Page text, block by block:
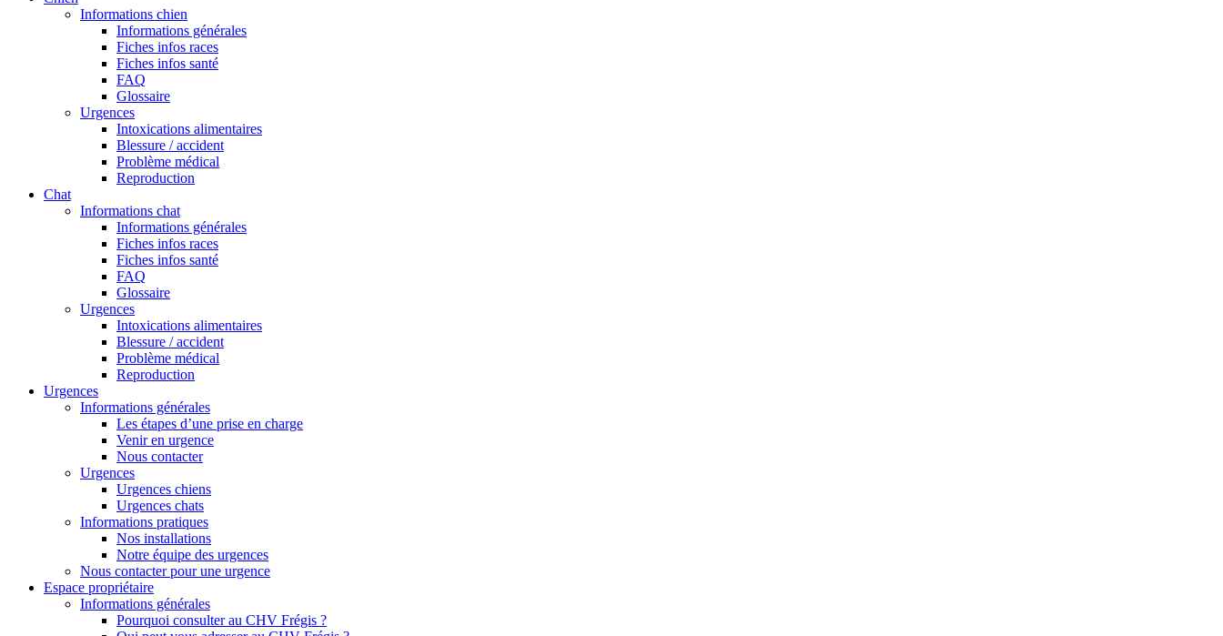
Informations chien
Informations générales
Fiches infos races
Fiches infos santé
FAQ
Glossaire
Urgences
Intoxications alimentaires
Blessure / accident
Problème médical
Reproduction
Chat
Informations chat
Informations générales
Fiches infos races
Fiches infos santé
FAQ
Glossaire
Urgences
Intoxications alimentaires
Blessure / accident
Problème médical
Reproduction
Urgences
Informations générales
Les étapes d’une prise en charge
Venir en urgence
Nous contacter
Urgences
Urgences chiens
Urgences chats
Informations pratiques
Nos installations
Notre équipe des urgences
Nous contacter pour une urgence
Espace propriétaire
Informations générales
Pourquoi consulter au CHV Frégis ?